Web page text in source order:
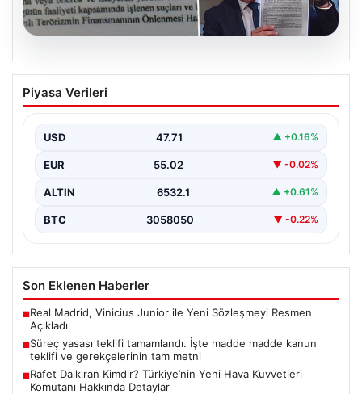
Süreç yasası teklifi tamamlandı. İşte
madde madde kanun teklifi ve
Piyasa Verileri
USD 47.71 ▲ +0.16%
EUR 55.02 ▼ -0.02%
ALTIN 6532.1 ▲ +0.61%
BTC 3058050 ▼ -0.22%
Son Eklenen Haberler
■Real Madrid, Vinicius Junior ile Yeni Sözleşmeyi Resmen
Açıkladı
■Süreç yasası teklifi tamamlandı. İşte madde madde kanun
teklifi ve gerekçelerinin tam metni
■Rafet Dalkıran Kimdir? Türkiye’nin Yeni Hava Kuvvetleri
Komutanı Hakkında Detaylar